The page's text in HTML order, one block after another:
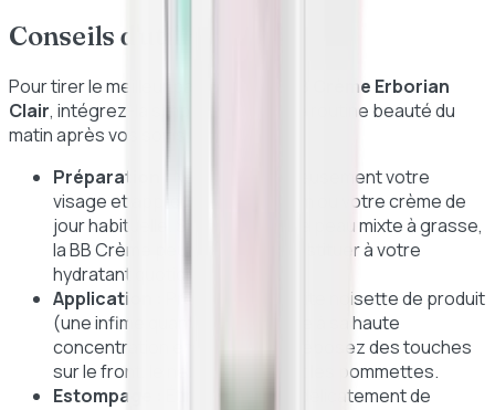
Conseils d'utilisation
Pour tirer le meilleur parti de votre
BB Crème Erborian
Clair, intégrez-la simplement à votre routine beauté du
matin après vos soins habituels :
Préparation :
Nettoyez soigneusement votre
visage et appliquez votre sérum ou votre crème de
jour habituelle. Si vous avez une peau mixte à grasse,
la BB Crème peut même se substituer à votre
hydratant quotidien.
Application :
Prélevez une petite noisette de produit
(une infime quantité suffit grâce à sa haute
concentration en pigments). Déposez des touches
sur le front, le nez, le menton et les pommettes.
Estompage :
Étirez la matière délicatement de